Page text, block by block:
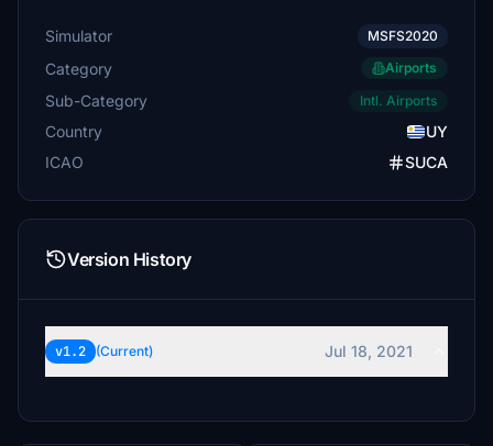
Simulator MSFS2020
Category Airports
Sub-Category Intl. Airports
Country
UY
ICAO
SUCA
Version History
v1.2 (Current) Jul 18, 2021